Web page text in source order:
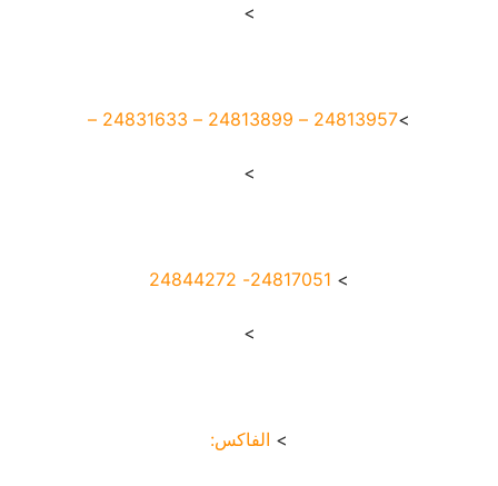
>
>
24813957 – 24813899 – 24831633 –
>
>
>
> الفاكس: